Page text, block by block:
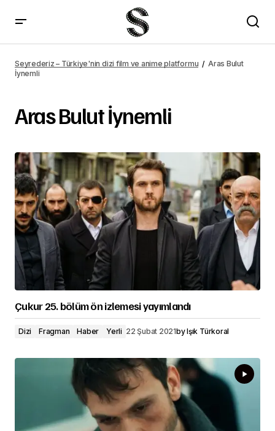
Seyrederiz – Türkiye'nin dizi film ve anime platformu
Aras Bulut
İynemli
Aras Bulut İynemli
Çukur 25. bölüm ön izlemesi yayımlandı
Dizi Fragman Haber Yerli 22 Şubat 2021byIşık Türkoral